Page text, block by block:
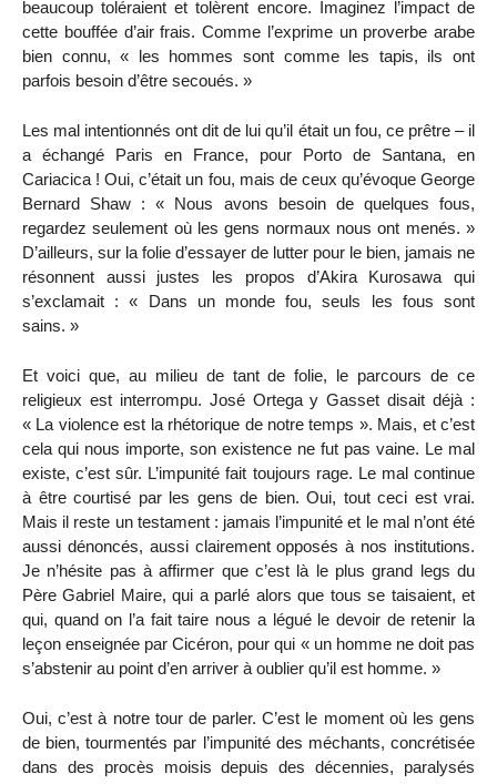
beaucoup toléraient et tolèrent encore. Imaginez l’impact de
cette bouffée d’air frais. Comme l’exprime un proverbe arabe
bien connu, « les hommes sont comme les tapis, ils ont
parfois besoin d’être secoués. »
Les mal intentionnés ont dit de lui qu’il était un fou, ce prêtre – il
a échangé Paris en France, pour Porto de Santana, en
Cariacica ! Oui, c’était un fou, mais de ceux qu’évoque George
Bernard Shaw : « Nous avons besoin de quelques fous,
regardez seulement où les gens normaux nous ont menés. »
D’ailleurs, sur la folie d’essayer de lutter pour le bien, jamais ne
résonnent aussi justes les propos d’Akira Kurosawa qui
s’exclamait : « Dans un monde fou, seuls les fous sont
sains. »
Et voici que, au milieu de tant de folie, le parcours de ce
religieux est interrompu. José Ortega y Gasset disait déjà :
« La violence est la rhétorique de notre temps ». Mais, et c’est
cela qui nous importe, son existence ne fut pas vaine. Le mal
existe, c’est sûr. L’impunité fait toujours rage. Le mal continue
à être courtisé par les gens de bien. Oui, tout ceci est vrai.
Mais il reste un testament : jamais l’impunité et le mal n’ont été
aussi dénoncés, aussi clairement opposés à nos institutions.
Je n’hésite pas à affirmer que c’est là le plus grand legs du
Père Gabriel Maire, qui a parlé alors que tous se taisaient, et
qui, quand on l’a fait taire nous a légué le devoir de retenir la
leçon enseignée par Cicéron, pour qui « un homme ne doit pas
s’abstenir au point d’en arriver à oublier qu’il est homme. »
Oui, c’est à notre tour de parler. C’est le moment où les gens
de bien, tourmentés par l’impunité des méchants, concrétisée
dans des procès moisis depuis des décennies, paralysés